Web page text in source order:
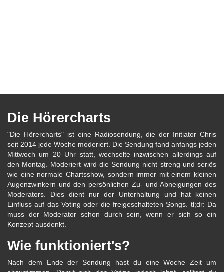
Die Hörercharts
"Die Hörercharts" ist eine Radiosendung, die der Initiator Chris
seit 2014 jede Woche moderiert. Die Sendung fand anfangs jeden
Mittwoch um 20 Uhr statt, wechselte inzwischen allerdings auf
den Montag. Moderiert wird die Sendung nicht streng und seriös
wie eine normale Chartsshow, sondern immer mit einem kleinen
Augenzwinkern und den persönlichen Zu- und Abneigungen des
Moderators. Dies dient nur der Unterhaltung und hat keinen
Einfluss auf das Voting oder die freigeschalteten Songs. tl;dr: Da
muss der Moderator schon durch sein, wenn er sich so ein
Konzept ausdenkt.
Wie funktioniert's?
Nach dem Ende der Sendung hast du eine Woche Zeit um